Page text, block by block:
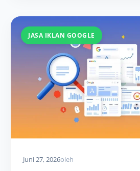
JASA IKLAN GOOGLE
Juni 27, 2026oleh